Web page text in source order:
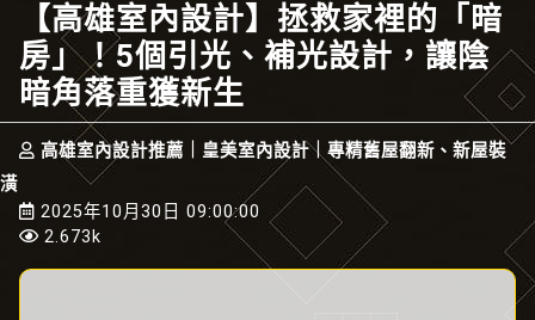
【高雄室內設計】拯救家裡的「暗
房」！5個引光、補光設計，讓陰
暗角落重獲新生
高雄室內設計推薦｜皇美室內設計｜專精舊屋翻新、新屋裝
潢
2025年10月30日 09:00:00
2.673k